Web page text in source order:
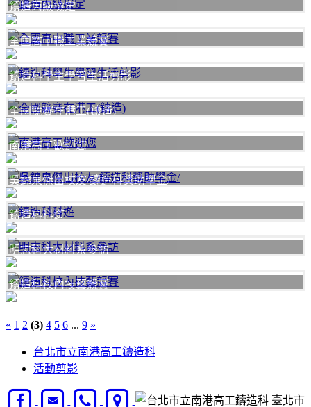
鑄造丙級檢定
全國高中職工業競賽
鑄造科學生學習生活剪影
全國競賽在港工(鑄造)
南港高工歡迎您
吳錦泉傑出校友/鑄造科獎助學金/
鑄造科科遊
明志科大材料系參訪
鑄造科校內技藝競賽
« 1 2 (3) 4 5 6 ... 9 »
台北市立南港高工鑄造科
活動剪影
臺北市